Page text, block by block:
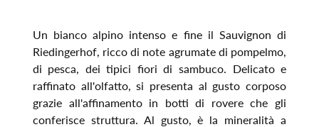
Un bianco alpino intenso e fine il Sauvignon di
Riedingerhof, ricco di note agrumate di pompelmo,
di pesca, dei tipici fiori di sambuco. Delicato e
raffinato all'olfatto, si presenta al gusto corposo
grazie all'affinamento in botti di rovere che gli
conferisce struttura. Al gusto, è la mineralità a